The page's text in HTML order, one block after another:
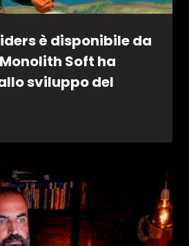
è disponibile da
Soft ha
sviluppo del